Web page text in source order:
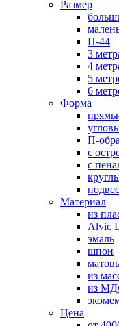
Размер
П-44
3
4
5
6
Форма
П-
с
с
Материал
из
Alvic
эмаль
шпон
из
из
Цена